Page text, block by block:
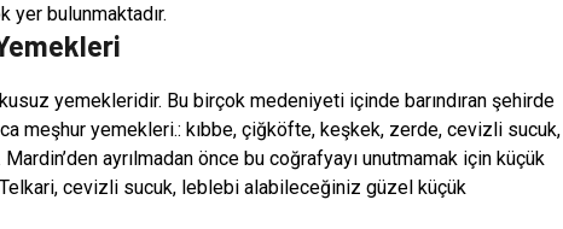
bulunmaktadır.
yemekleridir. Bu birçok medeniyeti içinde barındıran şehirde
meşhur yemekleri.: kıbbe, çiğköfte, keşkek, zerde, cevizli sucuk,
ayrılmadan önce bu coğrafyayı unutmamak için küçük
cevizli sucuk, leblebi alabileceğiniz güzel küçük